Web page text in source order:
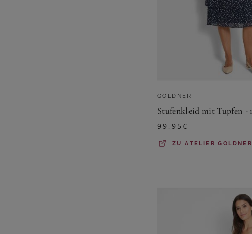
GOLDNER
99,95€
ZUATELIER GOLDNER